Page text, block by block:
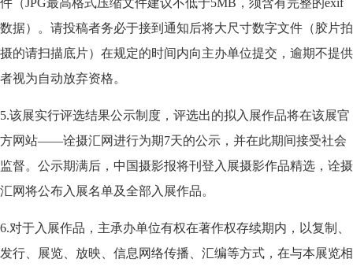
数据）。请投稿者务必于接到通知后将大尺寸数字文件（胶片拍
摄的请扫描底片）在规定的时间内向主办单位提交，逾期不提供
者视为自动放弃资格。
5.该展实行评选结果公示制度，评选出的拟入展作品将在该展官
方网站——诠摄汇网进行为期7天的公示，并在此期间接受社会
监督。公示期满后，中国摄影报将刊登入展摄影作品精选，诠摄
汇网将公布入展名单及全部入展作品。
6.对于入展作品，主承办单位有权在著作权存续期内，以复制、
发行、展览、放映、信息网络传播、汇编等方式，在与本展览相